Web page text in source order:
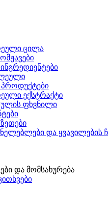
ცილა
ინგრედიენტები
ექსტრაქტი
ფხვნილი
და ყვავილების
და მომსახურება